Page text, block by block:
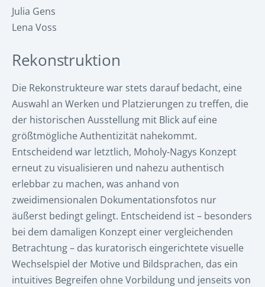
Julia Gens
Lena Voss
Rekonstruktion
Die Rekonstrukteure war stets darauf bedacht, eine
Auswahl an Werken und Platzierungen zu treffen, die
der historischen Ausstellung mit Blick auf eine
größtmögliche Authentizität nahekommt.
Entscheidend war letztlich, Moholy-Nagys Konzept
erneut zu visualisieren und nahezu authentisch
erlebbar zu machen, was anhand von
zweidimensionalen Dokumentationsfotos nur
äußerst bedingt gelingt. Entscheidend ist – besonders
bei dem damaligen Konzept einer vergleichenden
Betrachtung – das kuratorisch eingerichtete visuelle
Wechselspiel der Motive und Bildsprachen, das ein
intuitives Begreifen ohne Vorbildung und jenseits von